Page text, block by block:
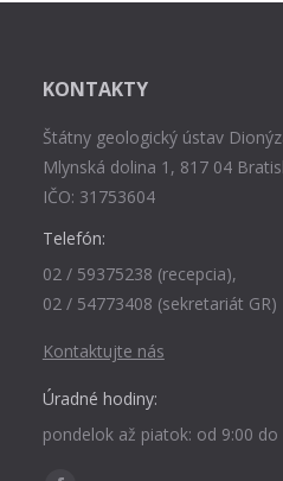
KONTAKTY
Štátny geologický ústav
Mlynská dolina 1, 817 04
IČO: 31753604
Telefón:
02 / 59375238 (recepcia),
02 / 54773408 (sekretariát GR)
Kontaktujte nás
Úradné hodiny:
pondelok až piatok: od 9:00 do